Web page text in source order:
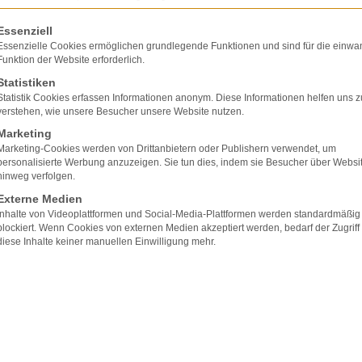
Wörterbuch zur Verfügung, in dem
Hinweise (etwa zu möglichen
sofern sich das anbietet, etwa beim der
eine Liste der Service-Gruppen, für die eine
Cookies ermöglichen grundlegende Funktionen und sind für die
der Website erforderlich.
Cookies erfassen Informationen anonym. Diese Informationen helfen uns
wie unsere Besucher unsere Website nutzen.
Cookies werden von Drittanbietern oder Publishern verwendet, um
Werbung anzuzeigen. Sie tun dies, indem sie Besucher über
verfolgen.
Medien
Inhalte von Videoplattformen und Social-Media-Plattformen werden standardmäßig
Wenn Cookies von externen Medien akzeptiert werden, bedarf der Zugriff
Inhalte keiner manuellen Einwilligung mehr.